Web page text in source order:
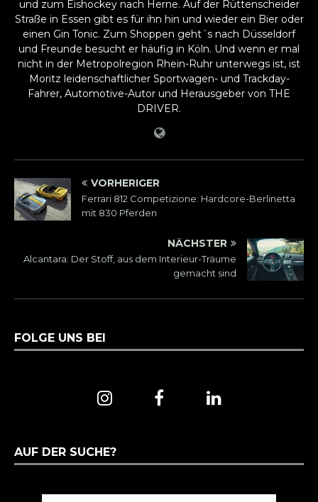
und zum Eishockey nach Herne. Auf der Rüttenscheider
Straße in Essen gibt es für ihn hin und wieder ein Bier oder
einen Gin Tonic. Zum Shoppen geht´s nach Düsseldorf
und Freunde besucht er häufig in Köln. Und wenn er mal
nicht in der Metropolregion Rhein-Ruhr unterwegs ist, ist
Moritz leidenschaftlicher Sportwagen- und Trackday-
Fahrer, Automotive-Autor und Herausgeber von THE
DRIVER.
VORHERIGER
Ferrari 812 Competizione: Hardcore-Berlinetta
mit 830 Pferden
NÄCHSTER
Alcantara: Der Stoff, aus dem Interieur-Träume
gemacht sind
FOLGE UNS BEI
AUF DER SUCHE?